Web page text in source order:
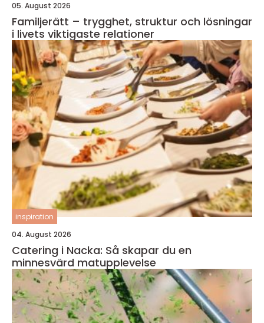
05. August 2026
Familjerätt – trygghet, struktur och lösningar
i livets viktigaste relationer
inspiration
04. August 2026
Catering i Nacka: Så skapar du en
minnesvärd matupplevelse